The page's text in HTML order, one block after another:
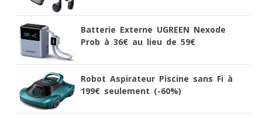
Batterie Externe UGREEN Nexode
Prob à 36€ au lieu de 59€
Robot Aspirateur Piscine sans Fi à
199€ seulement (-60%)